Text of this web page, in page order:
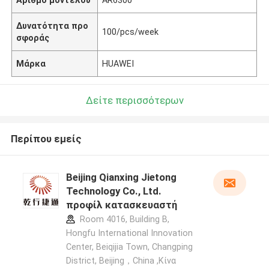
Δυνατότητα προ
σφοράς
100/pcs/week
Μάρκα HUAWEI
Δείτε περισσότερων
Περίπου εμείς
Beijing Qianxing Jietong
Technology Co., Ltd.
προφίλ κατασκευαστή
Room 4016, Building B,
Hongfu International Innovation
Center, Beiqijia Town, Changping
District, Beijing，China ,Κίνα